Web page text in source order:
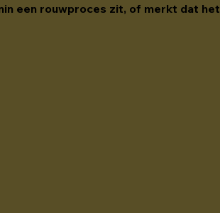
een rouwproces zit, of merkt dat het